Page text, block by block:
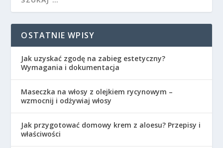
OSTATNIE WPISY
Jak uzyskać zgodę na zabieg estetyczny?
Wymagania i dokumentacja
Maseczka na włosy z olejkiem rycynowym –
wzmocnij i odżywiaj włosy
Jak przygotować domowy krem z aloesu? Przepisy i
właściwości